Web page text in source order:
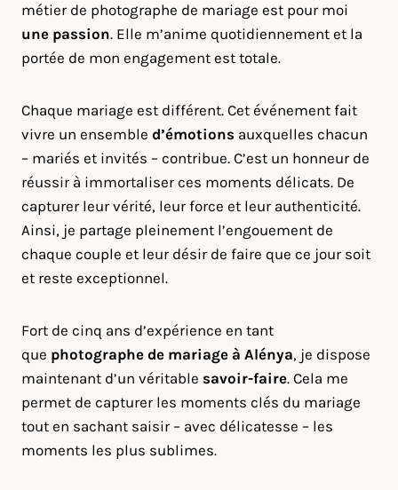
métier de photographe de mariage est pour moi
une passion. Elle m’anime quotidiennement et la
portée de mon engagement est totale.
Chaque mariage est différent. Cet événement fait
vivre un ensemble d’émotions auxquelles chacun
– mariés et invités – contribue. C’est un honneur de
réussir à immortaliser ces moments délicats. De
capturer leur vérité, leur force et leur authenticité.
Ainsi, je partage pleinement l’engouement de
chaque couple et leur désir de faire que ce jour soit
et reste exceptionnel.
Fort de cinq ans d’expérience en tant
que photographe de mariage à Alénya, je dispose
maintenant d’un véritable savoir-faire. Cela me
permet de capturer les moments clés du mariage
tout en sachant saisir – avec délicatesse – les
moments les plus sublimes.